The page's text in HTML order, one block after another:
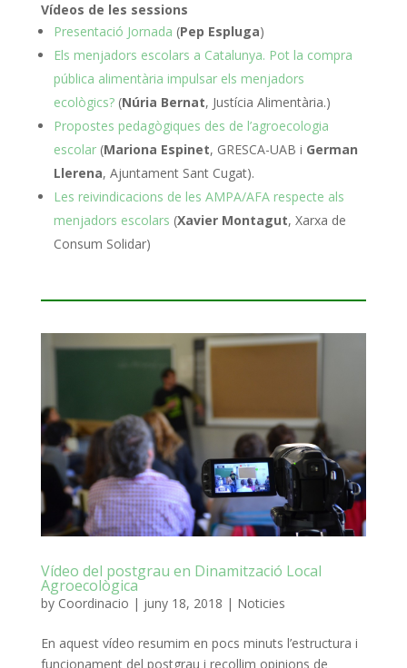
Vídeos de les sessions
Presentació Jornada (Pep Espluga)
Els menjadors escolars a Catalunya. Pot la compra
pública alimentària impulsar els menjadors
ecològics?(Núria Bernat, Justícia Alimentària.)
Propostes pedagògiques des de l’agroecologia
escolar(Mariona Espinet, GRESCA-UAB i German
Llerena, Ajuntament Sant Cugat).
Les reivindicacions de les AMPA/AFA respecte als
menjadors escolars (Xavier Montagut, Xarxa de
Consum Solidar)
Vídeo del postgrau en Dinamització Local
Agroecològica
by Coordinacio | juny 18, 2018 | Noticies
En aquest vídeo resumim en pocs minuts l’estructura i
funcionament del postgrau i recollim opinions de